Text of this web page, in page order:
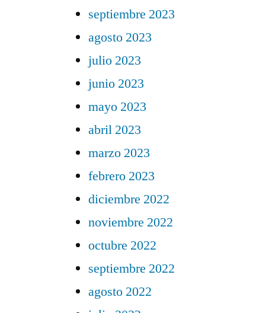
septiembre 2023
agosto 2023
julio 2023
junio 2023
mayo 2023
abril 2023
marzo 2023
febrero 2023
diciembre 2022
noviembre 2022
octubre 2022
septiembre 2022
agosto 2022